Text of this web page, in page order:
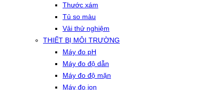
Thước xám
Tủ so màu
Vải thử nghiệm
THIẾT BỊ MÔI TRƯỜNG
Máy đo pH
Máy đo độ dẫn
Máy đo độ mặn
Máy đo ion